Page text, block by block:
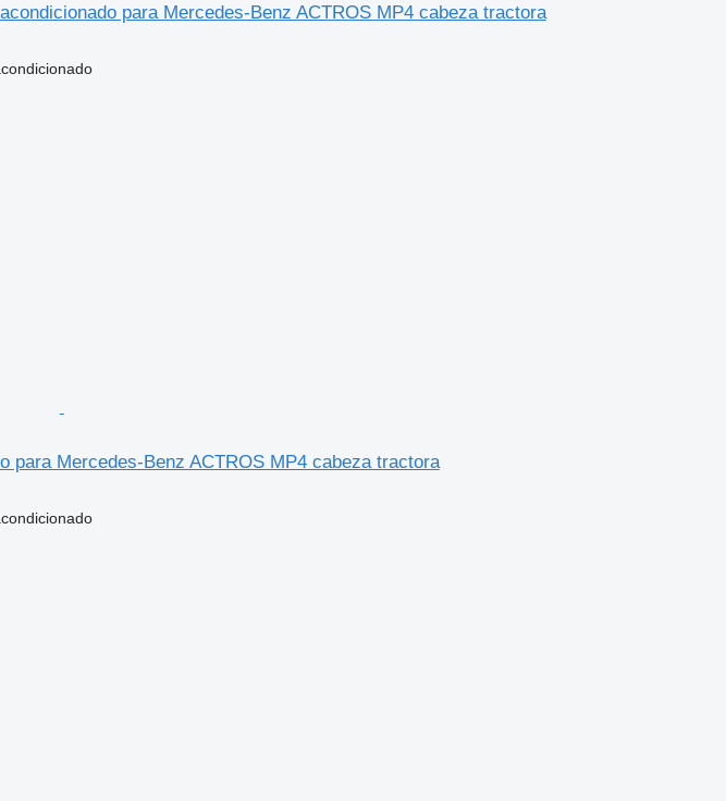
para Mercedes-Benz ACTROS MP4 cabeza tractora
para Mercedes-Benz ACTROS MP4 cabeza tractora